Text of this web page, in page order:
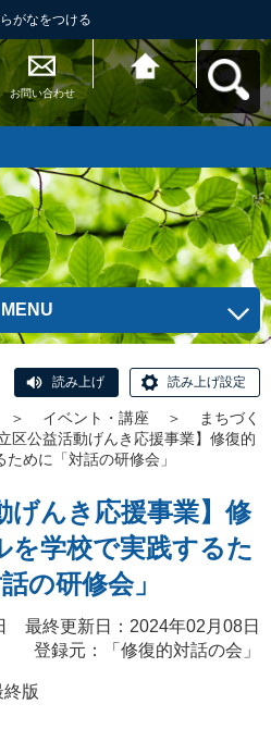
がなをつける
お問い合わせ
あだち協働パートナ
ーサイトへ戻る
MENU
読み上げ 読み上げ設定
＞ イベント・講座 ＞
まちづく
立区公益活動げんき応援事業】修復的
めに「対話の研修会」
げんき応援事業】修
を学校で実践するた
の研修会」
最終更新日：2024年02月08日
登録元：「 修復的対話の会 」